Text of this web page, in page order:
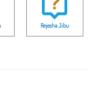
Rejesha Jibu